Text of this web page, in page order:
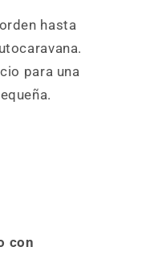
hasta
para una
con